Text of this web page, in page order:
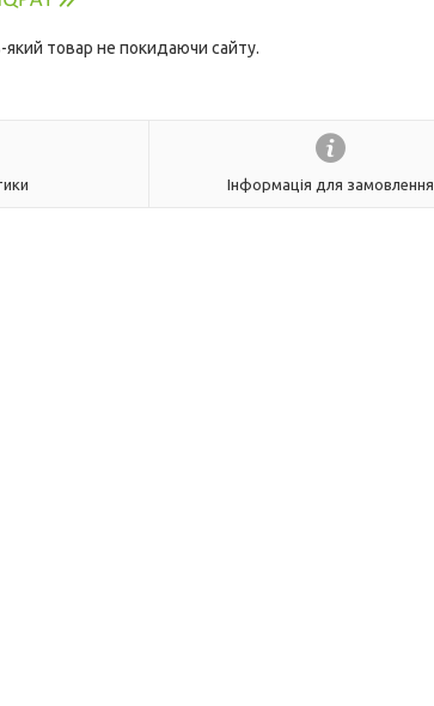
товар не покидаючи сайту.
Інформація для замовлення